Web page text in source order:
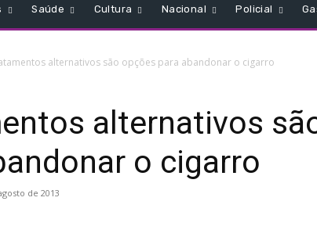
Saúde Cultura Nacional Policial
alternativos são opções para abandonar o cigarro
alternativos
o cigarro
de 2013